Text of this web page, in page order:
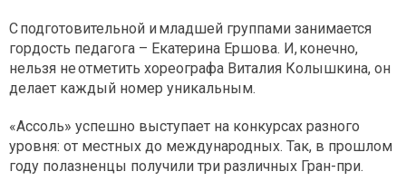
С подготовительной и младшей группами занимается
гордость педагога – Екатерина Ершова. И, конечно,
нельзя не отметить хореографа Виталия Колышкина, он
делает каждый номер уникальным.
«Ассоль» успешно выступает на конкурсах разного
уровня: от местных до международных. Так, в прошлом
году полазненцы получили три различных Гран-при.